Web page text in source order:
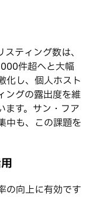
ティング数は、
件超へと大幅
化し、個人ホスト
ングの露出度を維
ます。サン・フア
中も、この課題を
の向上に有効です